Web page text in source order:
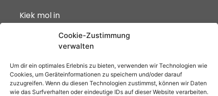
Cookie-Zustimmung
verwalten
Um dir ein optimales Erlebnis zu bieten, verwenden wir Technologien wie
Cookies, um Geräteinformationen zu speichern und/oder darauf
zuzugreifen. Wenn du diesen Technologien zustimmst, können wir Daten
wie das Surfverhalten oder eindeutige IDs auf dieser Website verarbeiten.
Kiek mol in
Unsere Partner